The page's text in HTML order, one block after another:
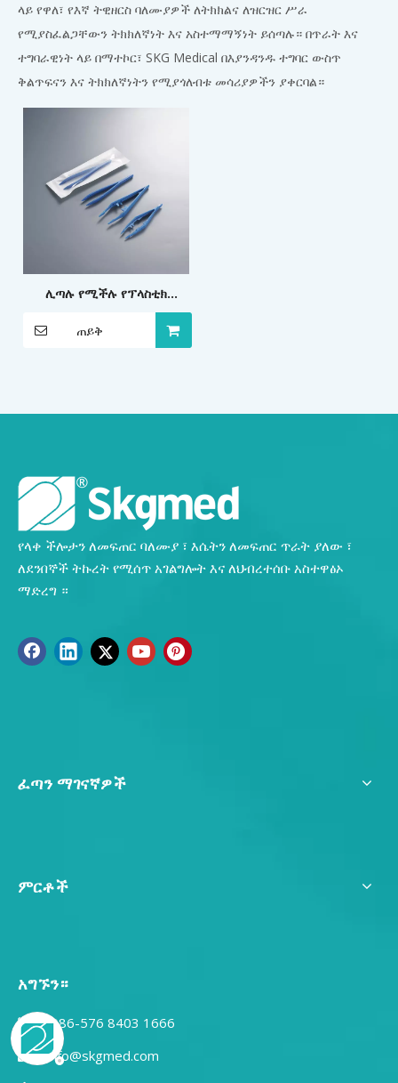
ላይ የዋለ፣ የእኛ ትዊዘርስ ባለሙያዎች ለትክክልና ለዝርዝር ሥራ
የሚያስፈልጋቸውን ትክክለኛነት እና አስተማማኝነት ይሰጣሉ። በጥራት እና
ተግባራዊነት ላይ በማተኮር፣ SKG Medical በእያንዳንዱ ተግባር ውስጥ
ቅልጥፍናን እና ትክክለኛነትን የሚያጎለብቱ መሳሪያዎችን ያቀርባል።
ሊጣሉ የሚችሉ የፕላስቲክ
ጠይቅ
የላቀ ችሎታን ለመፍጠር ባለሙያ ፣ እሴትን ለመፍጠር ጥራት ያለው ፣
ለደንበኞች ትኩረት የሚሰጥ አገልግሎት እና ለህብረተሰቡ አስተዋፅኦ
ማድረግ ።
ፈጣን ማገናኛዎች
ምርቶች
አግኙን።
0086-576 8403 1666
 Info@skgmed.com